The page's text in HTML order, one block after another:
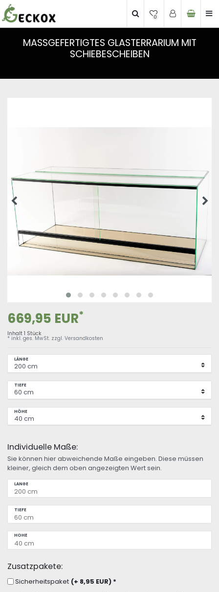
0
MASSGEFERTIGTES GLASTERRARIUM MIT S
CHIEBESCHEIBEN
669,95 EUR*
Inhalt 1 Stück
* inkl. ges. MwSt. zzgl. Versandkosten
LÄNGE
TIEFE
HÖHE
Individuelle Maße:
Sie können hier abweichende Maße eingeben. Diese müssen
kleiner, gleich dem oben angezeigten Wert sein.
LÄNGE
TIEFE
HÖHE
Zusatzpakete:
Sicherheitspaket (+ 8,95 EUR)*